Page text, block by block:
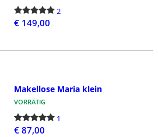
2
€ 149,00
Makellose Maria klein
VORRÄTIG
1
€ 87,00